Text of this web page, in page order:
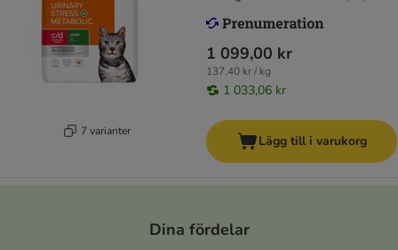
7 varianter
1 099,00 kr
137,40 kr / kg
1 033,06 kr
Lägg till i varukorg
Dina fördelar